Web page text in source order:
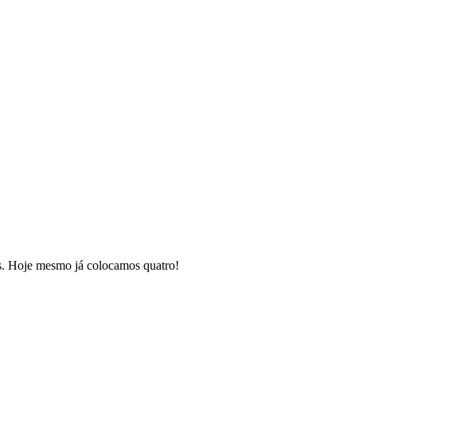
Hoje mesmo já colocamos quatro!